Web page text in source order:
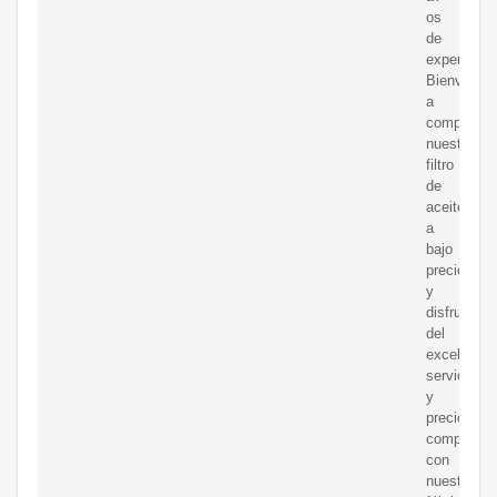
os
de
Bienvenido
a
comprar
nuestro
filtro
de
aceite
a
bajo
precio
y
disfrutar
del
excelente
servicio
y
precio
con
nuestra